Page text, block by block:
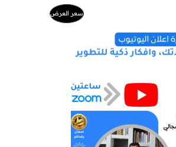
سعر العرضمنتج